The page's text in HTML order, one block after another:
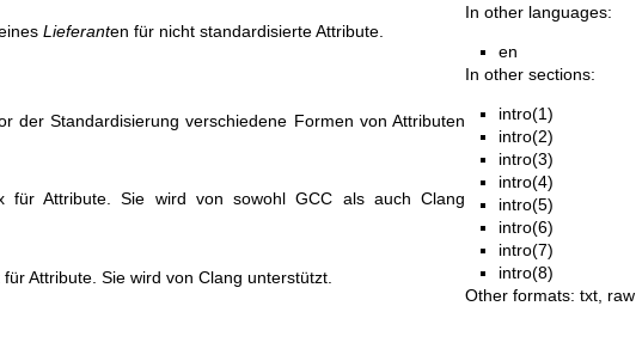
Lieferanten für nicht standardisierte Attribute.
der Standardisierung verschiedene Formen von Attributen
für Attribute. Sie wird von sowohl GCC als auch Clang
Attribute. Sie wird von Clang unterstützt.
In other languages:
en
In other sections:
intro(1)
intro(2)
intro(3)
intro(4)
intro(5)
intro(6)
intro(7)
intro(8)
Other formats: txt raw